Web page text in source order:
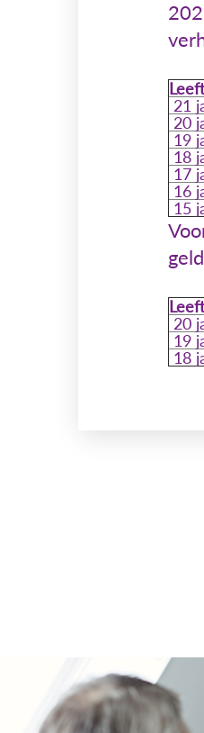
21
20
19
18
17
16
15
20
19
18